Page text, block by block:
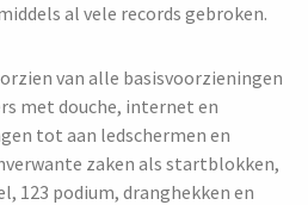
al vele records gebroken.
van alle basisvoorzieningen
met douche, internet en
tot aan ledschermen en
zaken als startblokken,
123 podium, dranghekken en